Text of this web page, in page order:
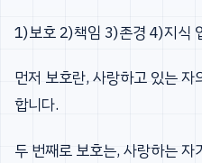
1)보호 2)책임 3)존경 4)지식
먼저 보호란, 사랑하고 있는
합니다.
두 번째로 보호는, 사랑하는